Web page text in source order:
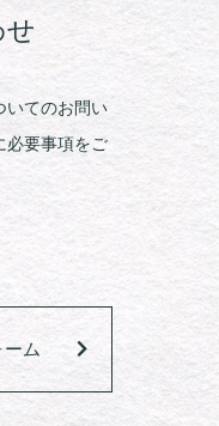
せ
いてのお問い
必要事項をご
ム